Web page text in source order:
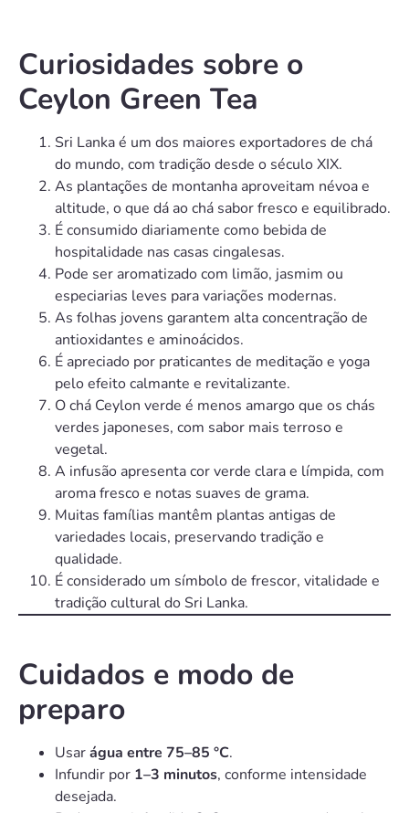
Curiosidades sobre o
Ceylon Green Tea
Sri Lanka é um dos maiores exportadores de chá
do mundo, com tradição desde o século XIX.
As plantações de montanha aproveitam névoa e
altitude, o que dá ao chá sabor fresco e equilibrado.
É consumido diariamente como bebida de
hospitalidade nas casas cingalesas.
Pode ser aromatizado com limão, jasmim ou
especiarias leves para variações modernas.
As folhas jovens garantem alta concentração de
antioxidantes e aminoácidos.
É apreciado por praticantes de meditação e yoga
pelo efeito calmante e revitalizante.
O chá Ceylon verde é menos amargo que os chás
verdes japoneses, com sabor mais terroso e
vegetal.
A infusão apresenta cor verde clara e límpida, com
aroma fresco e notas suaves de grama.
Muitas famílias mantêm plantas antigas de
variedades locais, preservando tradição e
qualidade.
É considerado um símbolo de frescor, vitalidade e
tradição cultural do Sri Lanka.
Cuidados e modo de
preparo
Usarágua entre 75–85 °C.
Infundir por 1–3 minutos, conforme intensidade
desejada.